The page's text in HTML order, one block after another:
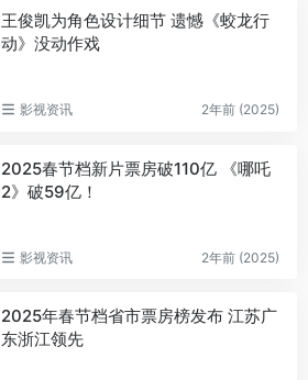
王俊凯为角色设计细节 遗憾《蛟龙行
动》没动作戏
影视资讯 2年前 (2025)
2025春节档新片票房破110亿 《哪吒
2》破59亿！
影视资讯 2年前 (2025)
2025年春节档省市票房榜发布 江苏广
东浙江领先